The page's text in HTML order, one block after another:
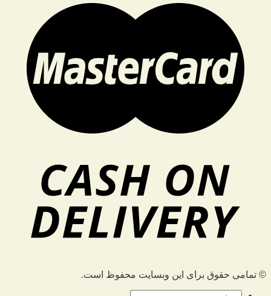
© تمامی حقوق برای این وبسایت محفوظ است.